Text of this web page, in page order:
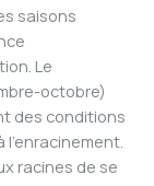
saisons
Le
octobre)
des conditions
racines de se